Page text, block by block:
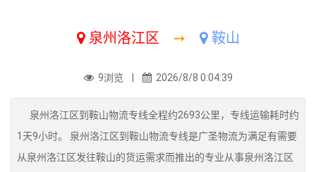
泉州洛江区 ➙ 鞍山
9浏览 | 2026/8/8 0:04:39
泉州洛江区到鞍山物流专线全程约2693公里，专线运输耗时约
1天9小时。 泉州洛江区到鞍山物流专线是广圣物流为满足有需要
从泉州洛江区发往鞍山的货运需求而推出的专业从事泉州洛江区